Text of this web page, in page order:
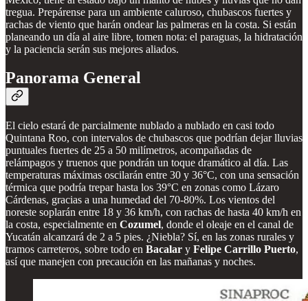
tregua. Prepárense para un ambiente caluroso, chubascos fuertes y
rachas de viento que harán ondear las palmeras en la costa. Si están
planeando un día al aire libre, tomen nota: el paraguas, la hidratación
y la paciencia serán sus mejores aliados.
Panorama General
El cielo estará de parcialmente nublado a nublado en casi todo
Quintana Roo, con intervalos de chubascos que podrían dejar lluvias
puntuales fuertes de 25 a 50 milímetros, acompañadas de
relámpagos y truenos que pondrán un toque dramático al día. Las
temperaturas máximas oscilarán entre 30 y 36°C, con una sensación
térmica que podría trepar hasta los 39°C en zonas como Lázaro
Cárdenas, gracias a una humedad del 70-80%. Los vientos del
noreste soplarán entre 18 y 36 km/h, con rachas de hasta 40 km/h en
la costa, especialmente en Cozumel, donde el oleaje en el canal de
Yucatán alcanzará de 2 a 5 pies. ¿Niebla? Sí, en las zonas rurales y
tramos carreteros, sobre todo en Bacalar y Felipe Carrillo Puerto,
así que manejen con precaución en las mañanas y noches.